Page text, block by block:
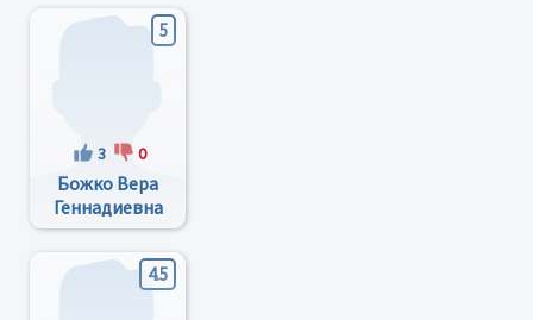
5
3 0
Божко Вера
Геннадиевна
4.5